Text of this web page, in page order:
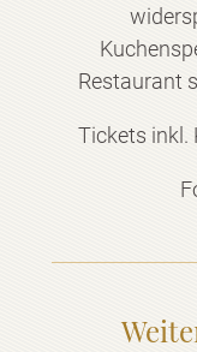
Restaurant
Tickets inkl.